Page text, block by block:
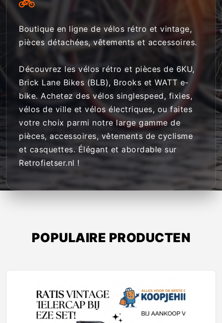
Boutique en ligne de vélos rétro et vintage,
pièces détachées, vêtements et accessoires.
Découvrez les vélos rétro et pièces de 6KU,
Brick Lane Bikes (BLB), Brooks et WATT e-
bike. Achetez des vélos singlespeed, fixies,
vélos de ville et vélos électriques, ou faites
votre choix parmi notre large gamme de
pièces, accessoires, vêtements de cyclisme
et casquettes. Élégant et abordable sur
Retrofietser.nl !
POPULAIRE PRODUCTEN